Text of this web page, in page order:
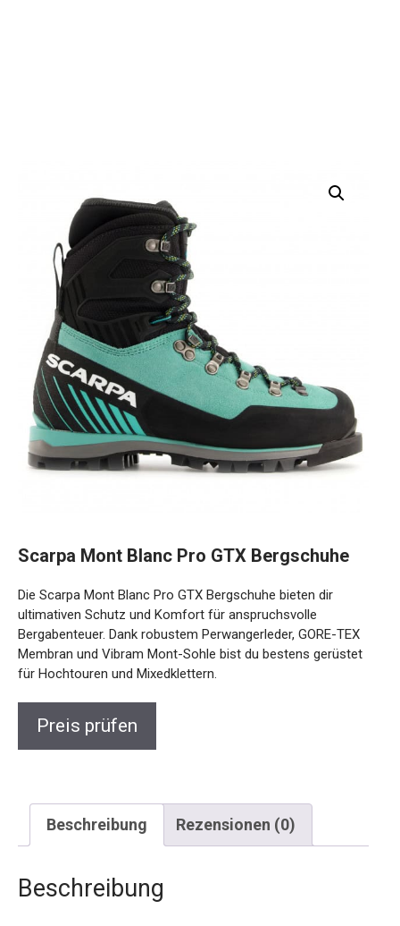
Scarpa Mont Blanc Pro GTX Bergschuhe
Die Scarpa Mont Blanc Pro GTX Bergschuhe bieten dir
ultimativen Schutz und Komfort für anspruchsvolle
Bergabenteuer. Dank robustem Perwangerleder, GORE-TEX
Membran und Vibram Mont-Sohle bist du bestens gerüstet
für Hochtouren und Mixedklettern.
Preis prüfen
Beschreibung Rezensionen (0)
Beschreibung